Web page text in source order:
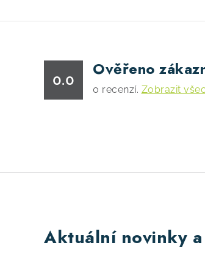
0.0
Ověřeno
0 recenzí. Zobrazit
Aktuální novinky